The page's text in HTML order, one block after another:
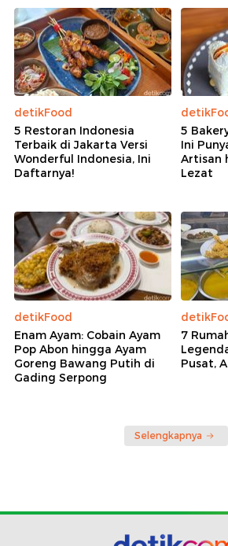
detikFood
5 Restoran Indonesia
Terbaik di Jakarta Versi
Wonderful Indonesia, Ini
Daftarnya!
5
Ini
Artisan
Lezat
detikFood
Enam Ayam: Cobain Ayam
Pop Abon hingga Ayam
Goreng Bawang Putih di
Gading Serpong
7
Pusat,
Selengkapnya